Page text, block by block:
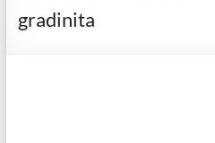
gradinita